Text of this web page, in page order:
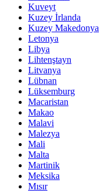
Kuveyt
Kuzey İrlanda
Kuzey Makedonya
Letonya
Libya
Lihtenştayn
Litvanya
Lübnan
Lüksemburg
Macaristan
Makao
Malavi
Malezya
Mali
Malta
Martinik
Meksika
Mısır